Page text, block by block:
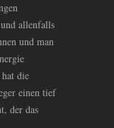
allenfalls
und man
die
einen tief
der das